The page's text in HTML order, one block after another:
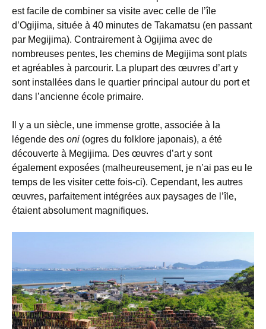
est facile de combiner sa visite avec celle de l’île
d’Ogijima, située à 40 minutes de Takamatsu (en passant
par Megijima). Contrairement à Ogijima avec de
nombreuses pentes, les chemins de Megijima sont plats
et agréables à parcourir. La plupart des œuvres d’art y
sont installées dans le quartier principal autour du port et
dans l’ancienne école primaire.
Il y a un siècle, une immense grotte, associée à la
légende des oni (ogres du folklore japonais), a été
découverte à Megijima. Des œuvres d’art y sont
également exposées (malheureusement, je n’ai pas eu le
temps de les visiter cette fois-ci). Cependant, les autres
œuvres, parfaitement intégrées aux paysages de l’île,
étaient absolument magnifiques.